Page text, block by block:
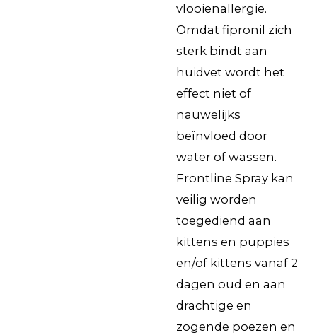
vlooienallergie.
Omdat fipronil zich
sterk bindt aan
huidvet wordt het
effect niet of
nauwelijks
beïnvloed door
water of wassen.
Frontline Spray kan
veilig worden
toegediend aan
kittens en puppies
en/of kittens vanaf 2
dagen oud en aan
drachtige en
zogende poezen en